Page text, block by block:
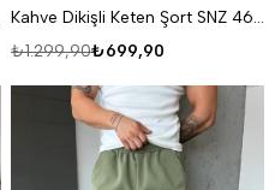
Kahve Dikişli Keten Şort SNZ 4691
₺699,90
₺1.299,90